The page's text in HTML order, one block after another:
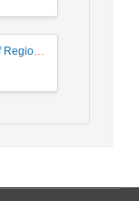
For the New Value Creation of Regional (Economic-Political) Diplomacy of The Islamic Republic of Iran In Eurasia (Membership, Goals, Opportunities, Challenges